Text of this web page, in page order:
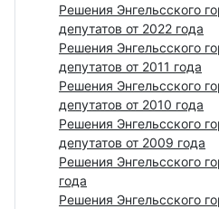
Решения Энгельсского
депутатов от 2022 года
Решения Энгельсского
депутатов от 2011 года
Решения Энгельсского
депутатов от 2010 года
Решения Энгельсского
депутатов от 2009 года
Решения Энгельсского
года
Решения Энгельсского